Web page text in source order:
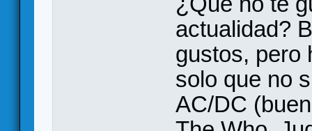
actualidad?
gustos, pero
solo que no
AC/DC